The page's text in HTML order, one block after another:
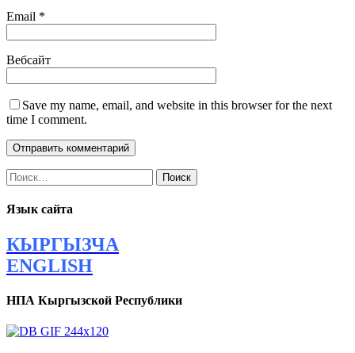
Email *
Вебсайт
Save my name, email, and website in this browser for the next
time I comment.
Найти:
Язык сайта
КЫРГЫЗЧА
ENGLISH
НПА Кыргызской Республики